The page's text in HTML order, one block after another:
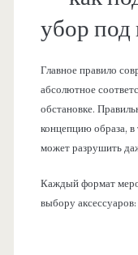
убор под
Главное правило
абсолютное
обстановке.
концепцию образа, в
может разрушить
Каждый формат
выбору аксессуаров: